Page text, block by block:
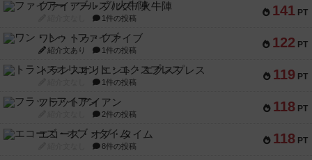
141 PT
ファイアー・ブルズ / 火牛陣
1件の投稿
122 PT
ワン・トゥ・ファイブ
紹介文あり 1件の投稿
119 PT
トランスオリエント・エクスプレス
1件の投稿
118 PT
フラットアイアン
2件の投稿
118 PT
エコーズ・オブ・タイム
8件の投稿